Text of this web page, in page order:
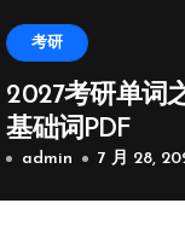
考研
2027考研单词
基础词PDF
admin 7 月 28,